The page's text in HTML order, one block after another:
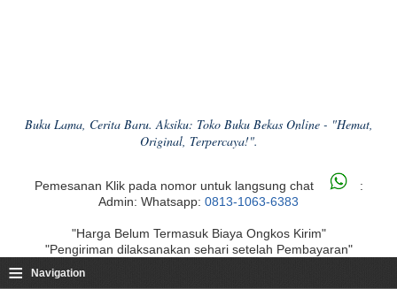
Buku Lama, Cerita Baru. Aksiku: Toko Buku Bekas Online - "Hemat,
Original, Terpercaya!".
Pemesanan Klik pada nomor untuk langsung chat
:
Admin: Whatsapp: 0813-1063-6383
"Harga Belum Termasuk Biaya Ongkos Kirim"
"Pengiriman dilaksanakan sehari setelah Pembayaran"
≡ Navigation